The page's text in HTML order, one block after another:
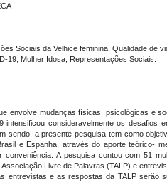
Sociais da Velhice feminina, Qualidade de
19, Mulher Idosa, Representações Sociais.
envolve mudanças físicas, psicológicas e
intensificou consideravelmente os desafios
sendo, a presente pesquisa tem como
e Espanha, através do aporte teórico-
conveniência. A pesquisa contou com 51
Livre de Palavras (TALP) e
entrevistas e as respostas da TALP serão